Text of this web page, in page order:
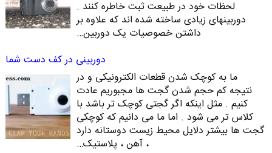
لحظات خود در طبیعت ثبت خاطره کنند .
دوربینهای زیادی ساخته شده اند که علاوه بر
داشتن خصوصیات یک دوربین…
دوربینی در کف دست شما
ما به کوچک شدن قطعات الکترونیکی و در
نتیجه کم حجم شدن گجت ها مجبوریم عادت
کنیم . مثل اینکه اگر گجتی کوچک تر باشد با
کلاس تر می شود . اما ما می دانیم که کوچکی
گجت ها بیشتر دلایل محیط زیست دوستانه دارد
، آهن ، پلاستیک…